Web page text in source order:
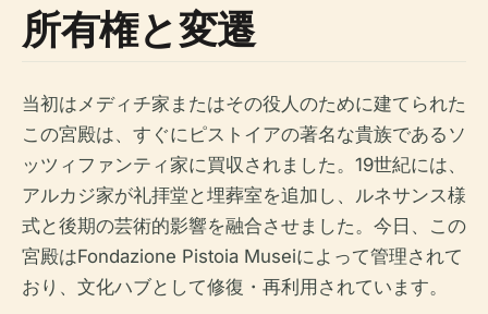
所有権と変遷
当初はメディチ家またはその役人のために建てられた
この宮殿は、すぐにピストイアの著名な貴族であるソ
ッツィファンティ家に買収されました。19世紀には、
アルカジ家が礼拝堂と埋葬室を追加し、ルネサンス様
式と後期の芸術的影響を融合させました。今日、この
宮殿はFondazione Pistoia Museiによって管理されて
おり、文化ハブとして修復・再利用されています。